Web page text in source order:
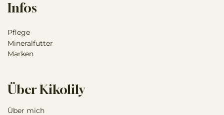
Infos
Pflege
Mineralfutter
Marken
Über Kikolily
Über mich